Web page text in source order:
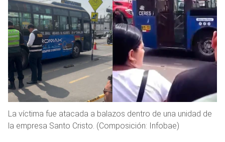
La víctima fue atacada a balazos dentro de una unidad de
la empresa Santo Cristo. (Composición: Infobae)